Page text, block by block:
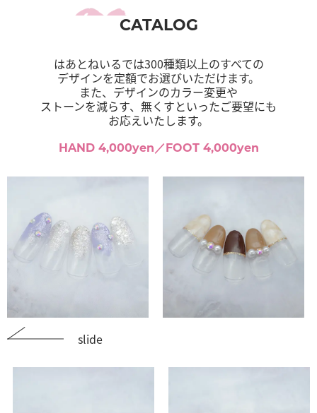
CATALOG
はあとねいるでは300種類以上のすべての
デザインを定額でお選びいただけます。
また、デザインのカラー変更や
ストーンを減らす、無くすといったご要望にも
お応えいたします。
HAND 4,000yen／FOOT 4,000yen
slide